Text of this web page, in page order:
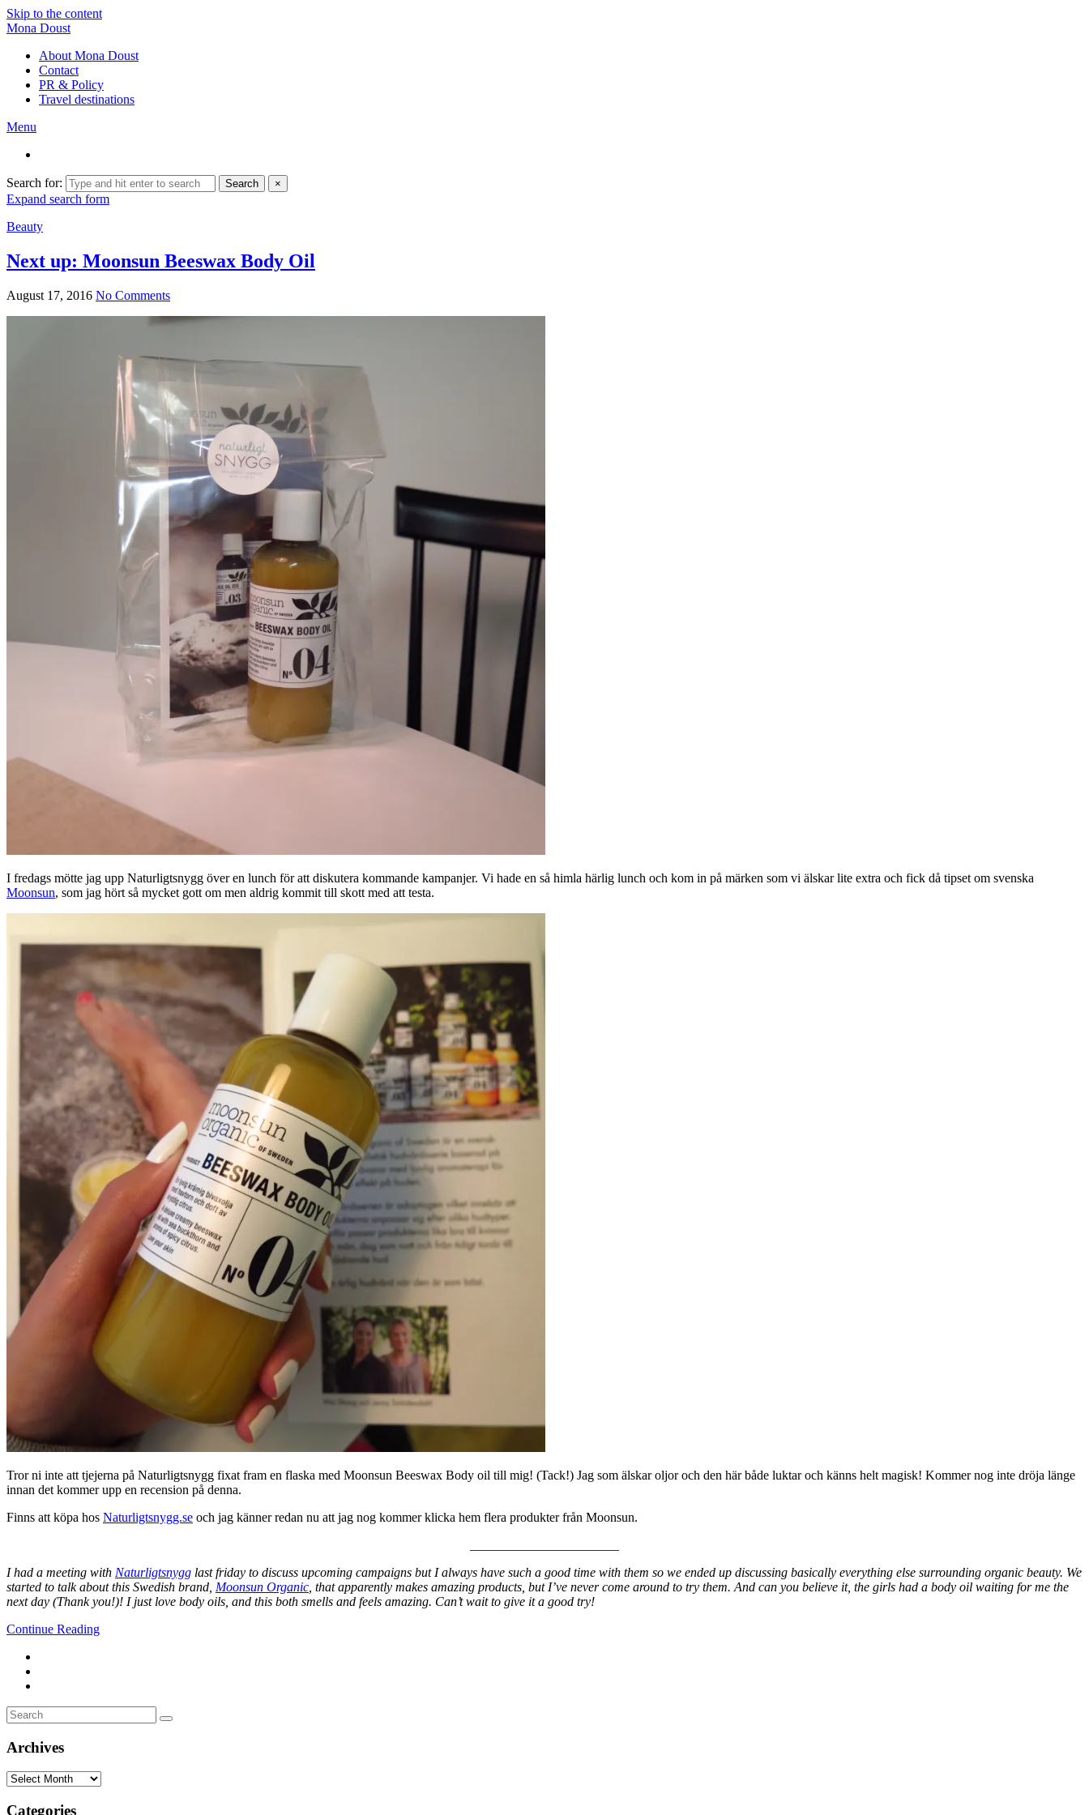
Skip to the content
Mona Doust
About Mona Doust
Contact
PR & Policy
Travel destinations
Menu
Search for: Search ×
Expand search form
Beauty
Next up: Moonsun Beeswax Body Oil
August 17, 2016 No Comments
I fredags mötte jag upp Naturligtsnygg över en lunch för att diskutera kommande kampanjer. Vi hade en så himla härlig lunch och kom in på märken som vi älskar lite extra och fick då tipset om svenska
Moonsun, som jag hört så mycket gott om men aldrig kommit till skott med att testa.
Tror ni inte att tjejerna på Naturligtsnygg fixat fram en flaska med Moonsun Beeswax Body oil till mig! (Tack!) Jag som älskar oljor och den här både luktar och känns helt magisk! Kommer nog inte dröja länge
innan det kommer upp en recension på denna.
Finns att köpa hos Naturligtsnygg.se och jag känner redan nu att jag nog kommer klicka hem flera produkter från Moonsun.
I had a meeting with Naturligtsnygg last friday to discuss upcoming campaigns but I always have such a good time with them so we ended up discussing basically everything else surrounding organic beauty. We
started to talk about this Swedish brand, Moonsun Organic , that apparently makes amazing products, but I’ve never come around to try them. And can you believe it, the girls had a body oil waiting for me the
next day (Thank you!)! I just love body oils, and this both smells and feels amazing. Can’t wait to give it a good try!
Continue Reading
Search
for:
Search
Archives
Archives
Categories